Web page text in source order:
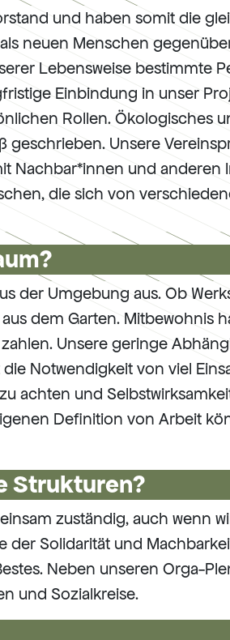
und haben somit die
neuen Menschen
Lebensweise bestimmte
Einbindung in unser
Rollen. Ökologisches
geschrieben. Unsere
und anderen
die sich von
der Umgebung aus. Ob
dem Garten. Mitbewohnis
Unsere geringe
Notwendigkeit von viel
achten und
Definition von Arbeit
Strukturen?
zuständig, auch wenn
der Solidarität und
Neben unseren Orga-
und Sozialkreise.